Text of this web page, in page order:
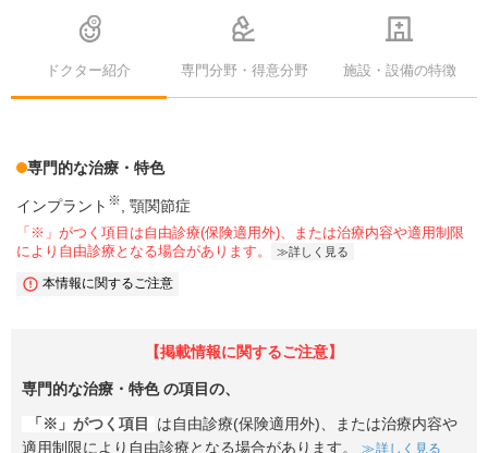
ドクター紹介 専門分野・得意分野 施設・設備の特徴
専門的な治療・特色
インプラント ※ 顎関節症
「※」がつく項目は自由診療(保険適用外)、または治療内容や適用制限
により自由診療となる場合があります。
詳しく見る
本情報に関するご注意
【掲載情報に関するご注意】
専門的な治療・特色の項目の、
「※」がつく項目
は自由診療(保険適用外)、または治療内容や
適用制限により自由診療となる場合があります。
詳しく見る